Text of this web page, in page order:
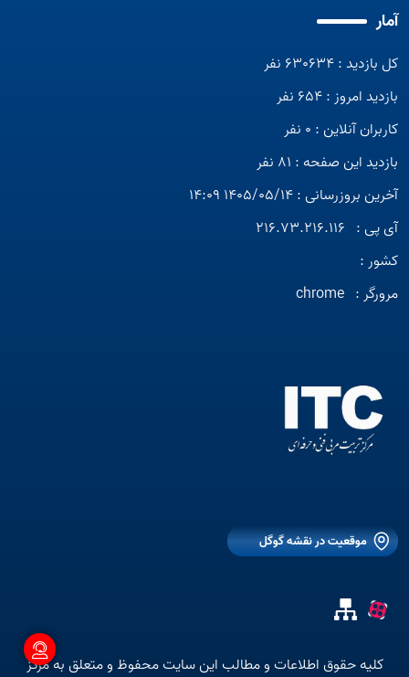
آمار
کل بازدید : 630634 نفر
بازدید امروز : 654 نفر
کاربران آنلاین : 0 نفر
بازدید این صفحه : 81 نفر
آخرین بروزرسانی : 1405/05/14 14:09
آی پی : 216.73.216.116
کشور :
مرورگر : chrome
موقعیت در نقشه گوگل
کلیه حقوق اطلاعات و مطالب این سایت محفوظ و متعلق به مرکز